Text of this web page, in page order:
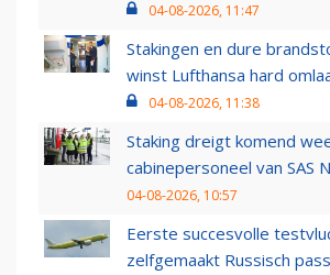
04-08-2026, 11:47
Stakingen en dure
winst Lufthansa hard
04-08-2026, 11:38
Staking dreigt komend
cabinepersoneel van SAS
04-08-2026, 10:57
Eerste succesvolle
zelfgemaakt Russisch